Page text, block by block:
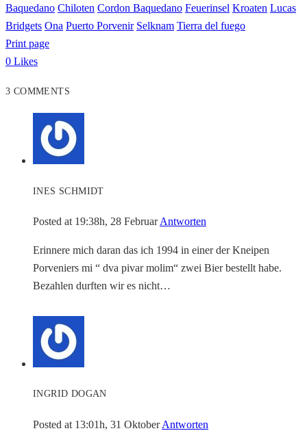
Baquedano Chiloten Cordon Baquedano Feuerinsel Kroaten Lucas
Bridgets Ona Puerto Porvenir Selknam Tierra del fuego
Print page
0 Likes
3 COMMENTS
INES SCHMIDT
Posted at 19:38h, 28 Februar Antworten
Erinnere mich daran das ich 1994 in einer der Kneipen
Porveniers mi “ dva pivar molim“ zwei Bier bestellt habe.
Bezahlen durften wir es nicht…
INGRID DOGAN
Posted at 13:01h, 31 Oktober Antworten